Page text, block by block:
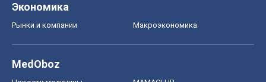
Экономика
Рынки и компании Mакроэкономика
MedOboz